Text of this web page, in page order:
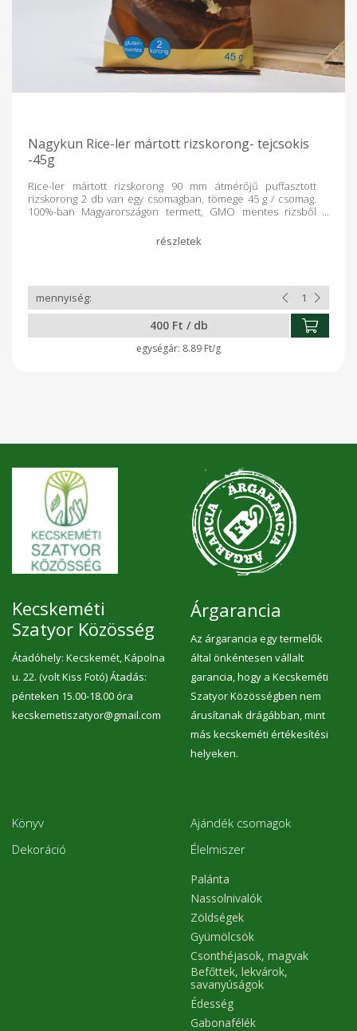
Nagykun Rice-ler mártott rizskorong- tejcsokis
-45g
Rice-ler mártott rizskorong 90 mm átmérőjű puffasztott
rizskorong 2 db van egy csomagban, tömege 45 g / csomag.
100%-ban Magyarországon termett, GMO mentes rizsből
rizskorongok, minőségi minőségi belga
tejcsokoládéval vannak teljesen bemártva. Gyártó: Nagykun
400 Ft / db
8.89 Ft/g
Kecskeméti
Szatyor Közösség
Átadóhely: Kecskemét, Kápolna
u. 22. (volt Kiss Fotó) Átadás:
pénteken 15.00-18.00 óra
kecskemetiszatyor@gmail.com
Árgarancia
Az árgarancia egy termelők
által önkéntesen vállalt
garancia, hogy a Kecskeméti
Szatyor Közösségben nem
árusítanak drágábban, mint
más kecskeméti értékesítési
helyeken.
Könyv
Dekoráció
Ajándék csomagok
Élelmiszer
Palánta
Nassolnivalók
Zöldségek
Gyümölcsök
Csonthéjasok, magvak
Befőttek, lekvárok,
savanyúságok
Édesség
Gabonafélék